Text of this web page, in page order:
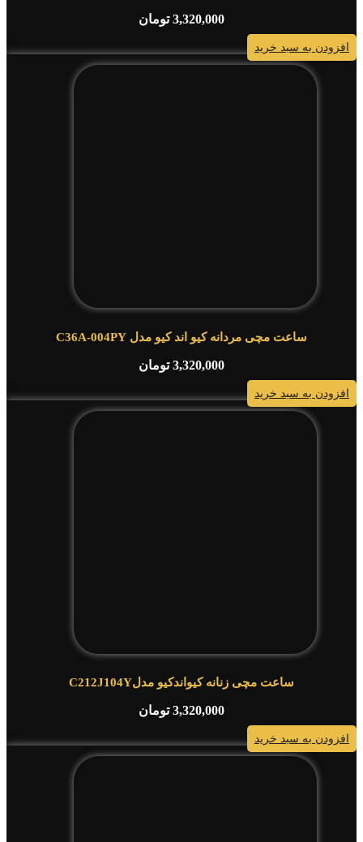
3,320,000 تومان
افزودن به سبد خرید
ساعت مچی مردانه کیو اند کیو مدل C36A-004PY
3,320,000 تومان
افزودن به سبد خرید
ساعت مچی زنانه کیواندکیو مدلC212J104Y
3,320,000 تومان
افزودن به سبد خرید